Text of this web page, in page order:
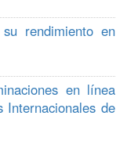
rendimiento en
en línea
de